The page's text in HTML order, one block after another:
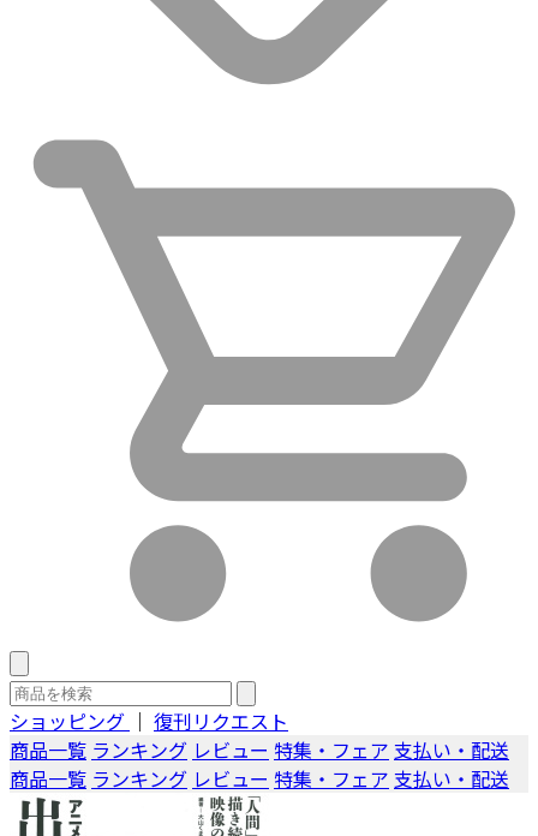
ショッピング ｜ 復刊リクエスト
商品一覧 ランキング レビュー 特集・フェア 支払い・配送
商品一覧 ランキング レビュー 特集・フェア 支払い・配送